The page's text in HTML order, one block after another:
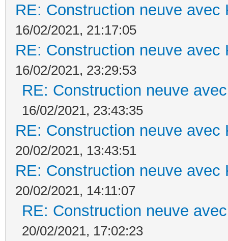
RE: Construction neuve avec
16/02/2021, 21:17:05
RE: Construction neuve avec
16/02/2021, 23:29:53
RE: Construction neuve
16/02/2021, 23:43:35
RE: Construction neuve avec
20/02/2021, 13:43:51
RE: Construction neuve avec
20/02/2021, 14:11:07
RE: Construction neuve
20/02/2021, 17:02:23